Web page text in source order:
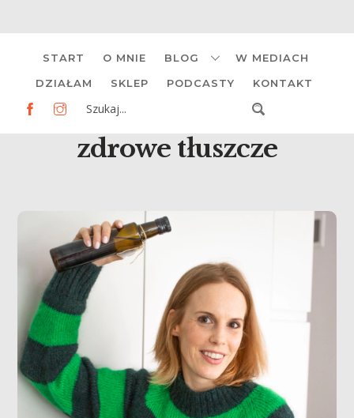
content
START O MNIE BLOG W MEDIACH
DZIAŁAM SKLEP PODCASTY KONTAKT
zdrowe tłuszcze